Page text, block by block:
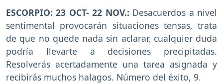
ESCORPIO: 23 OCT- 22 NOV.: Desacuerdos a nivel
sentimental provocarán situaciones tensas, trata
de que no quede nada sin aclarar, cualquier duda
podría llevarte a decisiones precipitadas.
Resolverás acertadamente una tarea asignada y
recibirás muchos halagos. Número del éxito, 9.